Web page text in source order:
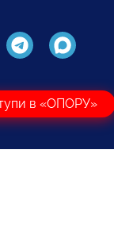
в «ОПОРУ»